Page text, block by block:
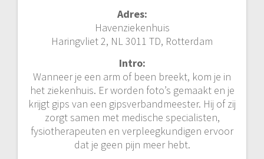
Adres:
Havenziekenhuis
Haringvliet 2, NL 3011 TD, Rotterdam
Intro:
Wanneer je een arm of been breekt, kom je in
het ziekenhuis. Er worden foto’s gemaakt en je
krijgt gips van een gipsverbandmeester. Hij of zij
zorgt samen met medische specialisten,
fysiotherapeuten en verpleegkundigen ervoor
dat je geen pijn meer hebt.